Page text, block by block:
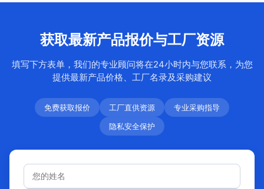
获取最新产品报价与工厂资源
填写下方表单，我们的专业顾问将在24小时内与您联系，为您
提供最新产品价格、工厂名录及采购建议
免费获取报价 工厂直供资源
专业采购指导
隐私安全保护